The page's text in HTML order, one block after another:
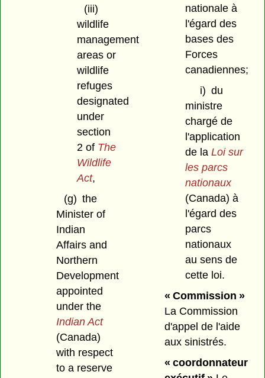
(iii)
wildlife
management
areas or
wildlife
refuges
designated
under
section
2 of The
Wildlife
Act,
(g) the
Minister of
Indian
Affairs and
Northern
Development
appointed
under the
Indian Act
(Canada)
with respect
to a reserve
nationale à
l'égard des
bases des
Forces
canadiennes;
i) du
ministre
chargé de
l'application
de la Loi sur
les parcs
nationaux
(Canada) à
l'égard des
parcs
nationaux
au sens de
cette loi.
« Commission »
La Commission
d'appel de l'aide
aux sinistrés.
« coordonnateur